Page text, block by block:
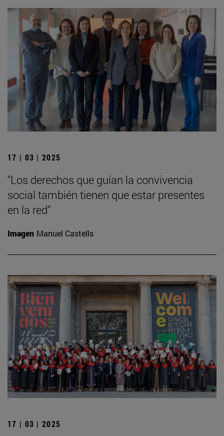
17 | 03 | 2025
"Los derechos que guían la convivencia
social también tienen que estar presentes
en la red"
Imagen Manuel Castells
17 | 03 | 2025